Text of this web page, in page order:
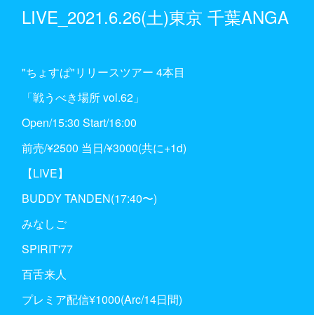
LIVE_2021.6.26(土)東京 千葉ANGA
"ちょすぱ"リリースツアー 4本目
「戦うべき場所 vol.62」
Open/15:30 Start/16:00
前売/¥2500 当日/¥3000(共に+1d)
【LIVE】
BUDDY TANDEN(17:40〜)
みなしご
SPIRIT'77
百舌来人
プレミア配信¥1000(Arc/14日間)